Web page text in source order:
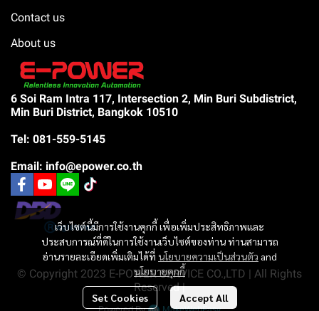
เว็บไซต์นี้มีการใช้งานคุกกี้ เพื่อเพิ่มประสิทธิภาพและ
ประสบการณ์ที่ดีในการใช้งานเว็บไซต์ของท่าน ท่านสามารถ
อ่านรายละเอียดเพิ่มเติมได้ที่ นโยบายความเป็นส่วนตัว and
นโยบายคุกกี้
Set Cookies Accept All
Contact us
About us
6 Soi Ram Intra 117, Intersection 2, Min Buri Subdistrict,
Min Buri District, Bangkok 10510
Tel: 081-559-5145
Email: info@epower.co.th
© Copyright 2023 E-POWER SERVICE CO.,LTD | All Rights
Reserved |